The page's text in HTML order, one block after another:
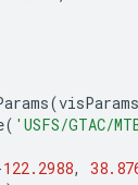
(visParams
( 'USFS/GTAC/
122.2988,